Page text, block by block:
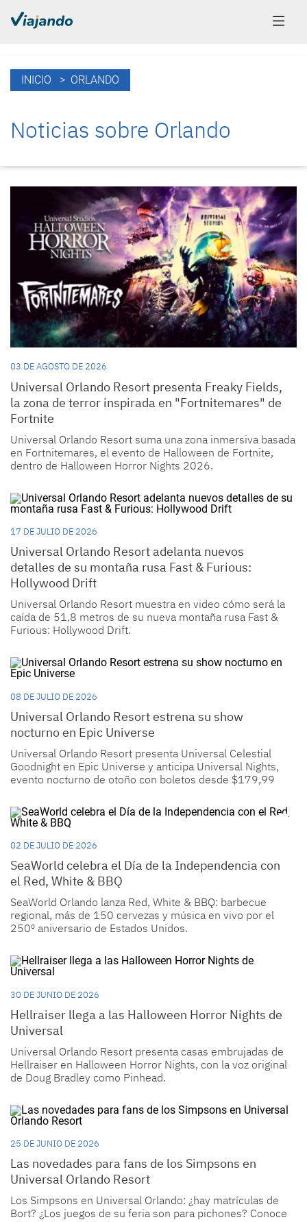
INICIO > ORLANDO
Noticias sobre Orlando
03 DE AGOSTO DE 2026
Universal Orlando Resort presenta Freaky Fields,
la zona de terror inspirada en "Fortnitemares" de
Fortnite
Universal Orlando Resort suma una zona inmersiva basada
en Fortnitemares, el evento de Halloween de Fortnite,
dentro de Halloween Horror Nights 2026.
17 DE JULIO DE 2026
Universal Orlando Resort adelanta nuevos
detalles de su montaña rusa Fast & Furious:
Hollywood Drift
Universal Orlando Resort muestra en video cómo será la
caída de 51,8 metros de su nueva montaña rusa Fast &
Furious: Hollywood Drift.
08 DE JULIO DE 2026
Universal Orlando Resort estrena su show
nocturno en Epic Universe
Universal Orlando Resort presenta Universal Celestial
Goodnight en Epic Universe y anticipa Universal Nights,
evento nocturno de otoño con boletos desde $179,99
02 DE JULIO DE 2026
SeaWorld celebra el Día de la Independencia con
el Red, White & BBQ
SeaWorld Orlando lanza Red, White & BBQ: barbecue
regional, más de 150 cervezas y música en vivo por el
250º aniversario de Estados Unidos.
30 DE JUNIO DE 2026
Hellraiser llega a las Halloween Horror Nights de
Universal
Universal Orlando Resort presenta casas embrujadas de
Hellraiser en Halloween Horror Nights, con la voz original
de Doug Bradley como Pinhead.
25 DE JUNIO DE 2026
Las novedades para fans de los Simpsons en
Universal Orlando Resort
Los Simpsons en Universal Orlando: ¿hay matrículas de
Bort? ¿Los juegos de su feria son para pichones? Conoce